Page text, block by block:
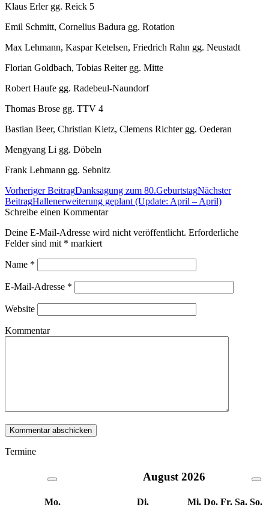
Klaus Erler gg. Reick 5
Emil Schmitt, Cornelius Badura gg. Rotation
Max Lehmann, Kaspar Ketelsen, Friedrich Rahn gg. Neustadt
Florian Goldbach, Tobias Reiter gg. Mitte
Robert Haufe gg. Radebeul-Naundorf
Thomas Brose gg. TTV 4
Bastian Beer, Christian Kietz, Clemens Richter gg. Oederan
Mengyang Li gg. Döbeln
Frank Lehmann gg. Sebnitz
Beitrags-
Navigation
Vorheriger BeitragDanksagung zum 80.GeburtstagNächster
BeitragHallenerweiterung geplant (Update: April – April)
Schreibe einen Kommentar
Deine E-Mail-Adresse wird nicht veröffentlicht. Erforderliche
Felder sind mit * markiert
Name *
E-Mail-Adresse *
Website
Kommentar
Termine
August 2026
Mo. Di. Mi. Do. Fr. Sa. So.